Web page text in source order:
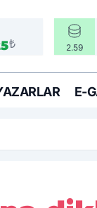
₺ 2.59
E-